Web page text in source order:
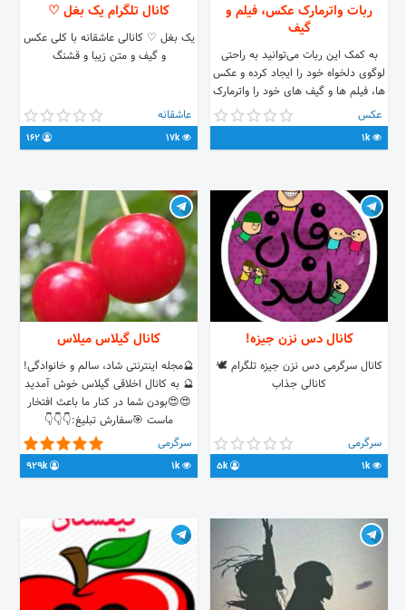
ربات واترمارک عکس، فیلم و
گیف
به کمک این ربات می‌توانید به راحتی
لوگوی دلخواه خود را ایجاد کرده و عکس
ها، فیلم ها و گیف های خود را واترمارک
کنید و از کپی شدن پست‌های خود در
تلگرام جلوگیری کنید.
عکس
1k
کانال تلگرام یک بغل ♡
یک بغل ♡ کانالی عاشقانه با کلی عکس
و گیف و متن زیبا و قشنگ
عاشقانه
17k
کانال دس نزن جیزه!
کانال سرگرمی دس نزن جیزه تلگرام 🕊
کانالی جذاب
سرگرمی
1k
5k
کانال گیلاس میلاس
🔮مجله اینترنتی شاد، سالم و خانوادگی!
🔮 به کانال اخلاقی گیلاس خوش آمدید
😍😍بودن شما در کنار ما باعث افتخار
ماست 🎯سفارش تبلیغ:👇👇👇
AAAAAD_D6yQtQ1mOurAJxQ
. .
سرگرمی
1k
929k